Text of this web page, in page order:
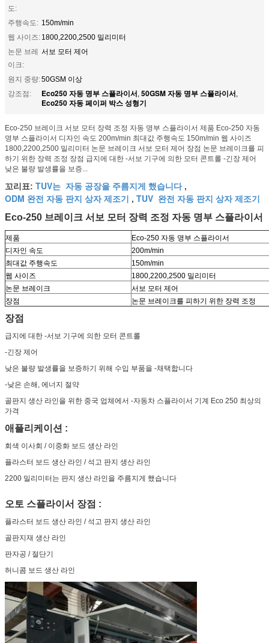
도:
주행속도: 150m/min
웹 사이즈: 1800,2200,2500 밀리미터
논문 브레
이크:
서보 모터 제어
원지 중량:50GSM 이상
강조점:
Eco250 자동 명부 스플라이서, 50GSM 자동 명부 스플라이서,
Eco250 자동 페이퍼 박스 성형기
Eco-250 브레이크 서보 모터 장력 조정 자동 명부 스플라이서 제품 Eco-250 자동
명부 스플라이서 디자인 속도 200m/min 최대값 주행속도 150m/min 웹 사이즈
1800,2200,2500 밀리미터 논문 브레이크 서보 모터 제어 장점 논문 브레이크를 피
하기 위한 장력 조정 장점 급지에 대한 -서보 기구에 의한 모터 콘트롤 -긴장 제어
낮은 불량 발생률을 보증...
꼬리표: TUV는 자동 공장을 주름지게 했습니다,
ODM 완전 자동 판지 상자 제조기 , TUV 완전 자동 판지 상자 제조기
Eco-250 브레이크 서보 모터 장력 조정 자동 명부 스플라이서
제품
Eco-250 자동 명부 스플라이서
디자인 속도
200m/min
최대값 주행속도
150m/min
웹 사이즈
1800,2200,2500 밀리미터
논문 브레이크
서보 모터 제어
장점
논문 브레이크를 피하기 위한 장력 조정
장점
급지에 대한 -서보 기구에 의한 모터 콘트롤
-긴장 제어
낮은 불량 발생률을 보증하기 위해 수입 부품을 -채택합니다
-낮은 손해, 에너지 절약
골판지 생산 라인을 위한 중국 업체에서 -자동차 스플라이서 기계 Eco 250 최상의
가격
애플리케이션 :
회색 이사회 / 이중화 보드 생산 라인
플라스터 보드 생산 라인 / 석고 판지 생산 라인
2200 밀리미터는 판지 생산 라인을 주름지게 했습니다
오토 스플라이서 장점 :
플라스터 보드 생산 라인 / 석고 판지 생산 라인
골판지재 생산 라인
판자공 / 절단기
허니콤 보드 생산 라인